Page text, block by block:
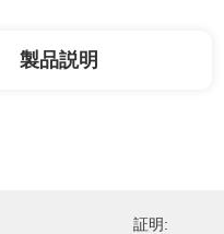
製品説明
証明: